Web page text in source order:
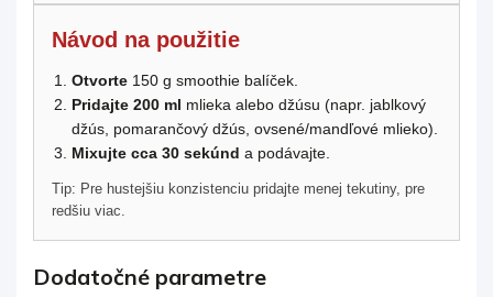
Návod na použitie
Otvorte 150 g smoothie balíček.
Pridajte 200 ml mlieka alebo džúsu (napr. jablkový
džús, pomarančový džús, ovsené/mandľové mlieko).
Mixujte cca 30 sekúnd a podávajte.
Tip: Pre hustejšiu konzistenciu pridajte menej tekutiny, pre
redšiu viac.
Dodatočné parametre